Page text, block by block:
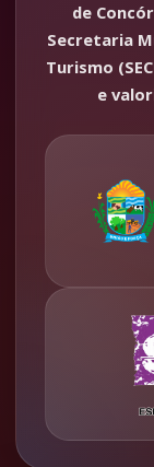
de
Secretaria
Turismo
e